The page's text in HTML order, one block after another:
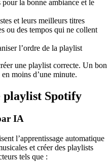
pour la bonne ambiance et le
et leurs meilleurs titres
ou des tempos qui ne collent
l’ordre de la playlist
une playlist correcte. Un bon
moins d’une minute.
playlist Spotify
IA
l’apprentissage automatique
et créer des playlists
tels que :